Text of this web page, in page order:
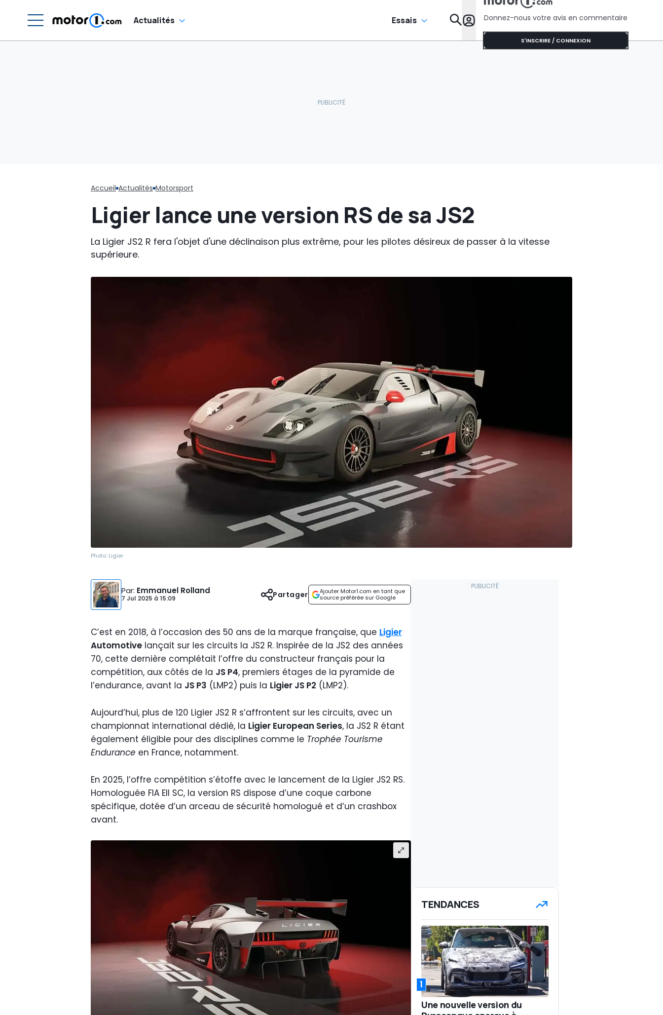
Actualités Essais Donnez-nous votre avis en commentaire
S'INSCRIRE / CONNEXION
Accueil Actualités Motorsport
Ligier lance une version RS de sa JS2
La Ligier JS2 R fera l'objet d'une déclinaison plus extrême, pour les pilotes désireux de passer à la vitesse
supérieure.
Photo: Ligier
Par: Emmanuel Rolland
7 Jul 2025 à 15:09
Ajouter Motor1.com en tant que
source préférée sur Google
Partager
C’est en 2018, à l’occasion des 50 ans de la marque française, que Ligier
Automotive lançait sur les circuits la JS2 R. Inspirée de la JS2 des années
70, cette dernière complétait l’offre du constructeur français pour la
compétition, aux côtés de la JS P4, premiers étages de la pyramide de
l’endurance, avant la JS P3 (LMP2) puis la Ligier JS P2 (LMP2).
Aujourd’hui, plus de 120 Ligier JS2 R s’affrontent sur les circuits, avec un
championnat international dédié, la Ligier European Series, la JS2 R étant
également éligible pour des disciplines comme le Trophée Tourisme
Endurance en France, notamment.
En 2025, l’offre compétition s’étoffe avec le lancement de la Ligier JS2 RS.
Homologuée FIA EII SC, la version RS dispose d’une coque carbone
spécifique, dotée d’un arceau de sécurité homologué et d’un crashbox
avant.
TENDANCES
1
Une nouvelle version du